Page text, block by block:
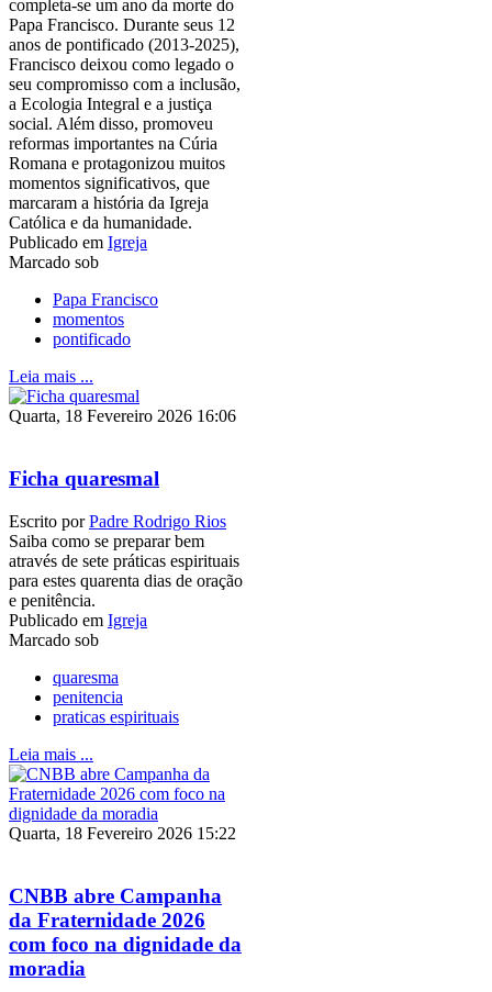
completa-se um ano da morte do
Papa Francisco. Durante seus 12
anos de pontificado (2013-2025),
Francisco deixou como legado o
seu compromisso com a inclusão,
a Ecologia Integral e a justiça
social. Além disso, promoveu
reformas importantes na Cúria
Romana e protagonizou muitos
momentos significativos, que
marcaram a história da Igreja
Católica e da humanidade.
Publicado em Igreja
Marcado sob
Papa Francisco
momentos
pontificado
Leia mais ...
Quarta, 18 Fevereiro 2026 16:06
Ficha quaresmal
Escrito porPadre Rodrigo Rios
Saiba como se preparar bem
através de sete práticas espirituais
para estes quarenta dias de oração
e penitência.
Publicado em Igreja
Marcado sob
quaresma
penitencia
praticas espirituais
Leia mais ...
Quarta, 18 Fevereiro 2026 15:22
CNBB abre Campanha
da Fraternidade 2026
com foco na dignidade da
moradia